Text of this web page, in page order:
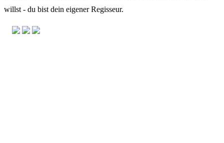
willst - du bist dein eigener Regisseur.